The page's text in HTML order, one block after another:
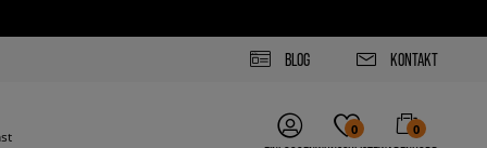
BLOG KONTAKT
0 0